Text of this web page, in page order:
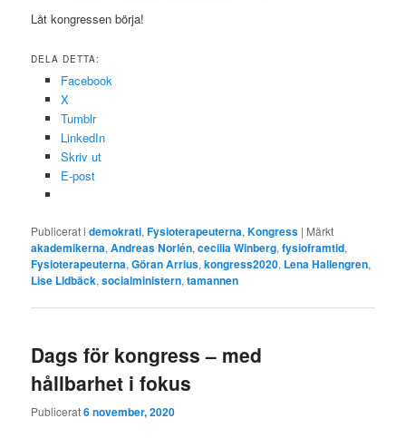
Låt kongressen börja!
DELA DETTA:
Facebook
X
Tumblr
LinkedIn
Skriv ut
E-post
Publicerat i demokrati,Fysioterapeuterna,Kongress | Märkt
akademikerna,Andreas Norlén,cecilia Winberg,fysioframtid,
Fysioterapeuterna,Göran Arrius,kongress2020, Lena Hallengren,
Lise Lidbäck,socialministern,tamannen
Dags för kongress – med
hållbarhet i fokus
Publicerat6 november, 2020